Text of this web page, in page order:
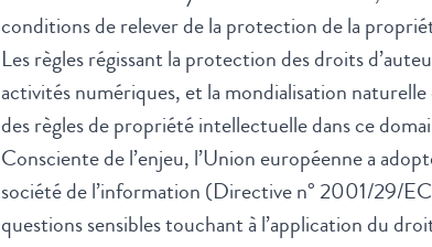
conditions de relever de la protection de la
Les règles régissant la protection des droits
activités numériques, et la mondialisation
des règles de propriété intellectuelle dans ce
Consciente de l’enjeu, l’Union européenne a
société de l’information (Directive n° 2001/29/
questions sensibles touchant à l’application du